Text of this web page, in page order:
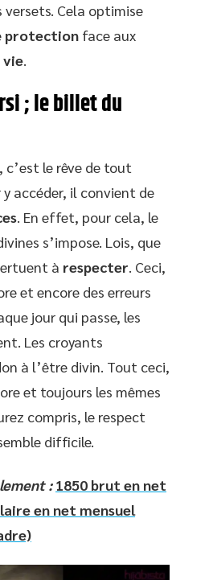
versets. Cela optimise
protection face aux
vie.
; le billet du
, c’est le rêve de tout
accéder, il convient de
. En effet, pour cela, le
s’impose. Lois, que
à respecter. Ceci,
et encore des erreurs
jour qui passe, les
Les croyants
à l’être divin. Tout ceci,
et toujours les mêmes
compris, le respect
difficile.
: 1850 brut en net
en net mensuel